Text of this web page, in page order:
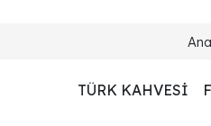
TÜRK KAHVESİ